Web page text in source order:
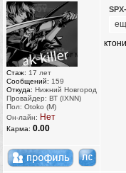
Стаж: 17 лет
Сообщений: 159
Откуда: Нижний Новгород
Провайдер: ВТ (IXNN)
Пол: Otoko (M)
Он-лайн: Нет
Карма: 0.00